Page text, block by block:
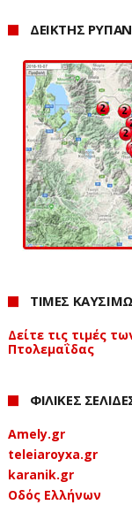
ΔΕΙΚΤΗΣ
ΤΙΜΕΣ
Δείτε τις τιμές
Πτολεμαΐδας
ΦΙΛΙΚΕΣ
Amely.gr
teleiaroyxa.gr
karanik.gr
Οδός Ελλήνων